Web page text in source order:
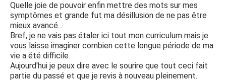
Quelle joie de pouvoir enfin mettre des mots sur mes
symptômes et grande fut ma désillusion de ne pas être
mieux avancé...
Bref, je ne vais pas étaler ici tout mon curriculum mais je
vous laisse imaginer combien cette longue période de ma
vie a été difficile.
Aujourd'hui je peux dire avec le sourire que tout ceci fait
partie du passé et que je revis à nouveau pleinement.